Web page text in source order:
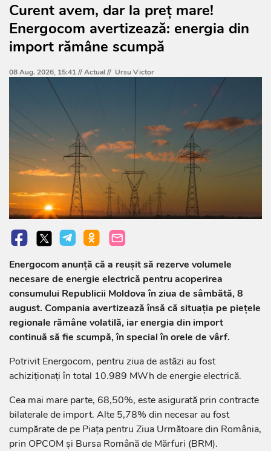
Curent avem, dar la preț mare!
Energocom avertizează: energia din
import rămâne scumpă
08 Aug. 2026, 15:41 //Actual// Ursu Victor
Energocom anunță că a reușit să rezerve volumele
necesare de energie electrică pentru acoperirea
consumului Republicii Moldova în ziua de sâmbătă, 8
august. Compania avertizează însă că situația pe piețele
regionale rămâne volatilă, iar energia din import
continuă să fie scumpă, în special în orele de vârf.
Potrivit Energocom, pentru ziua de astăzi au fost
achiziționați în total 10.989 MWh de energie electrică.
Cea mai mare parte, 68,50%, este asigurată prin contracte
bilaterale de import. Alte 5,78% din necesar au fost
cumpărate de pe Piața pentru Ziua Următoare din România,
prin OPCOM și Bursa Română de Mărfuri (BRM).